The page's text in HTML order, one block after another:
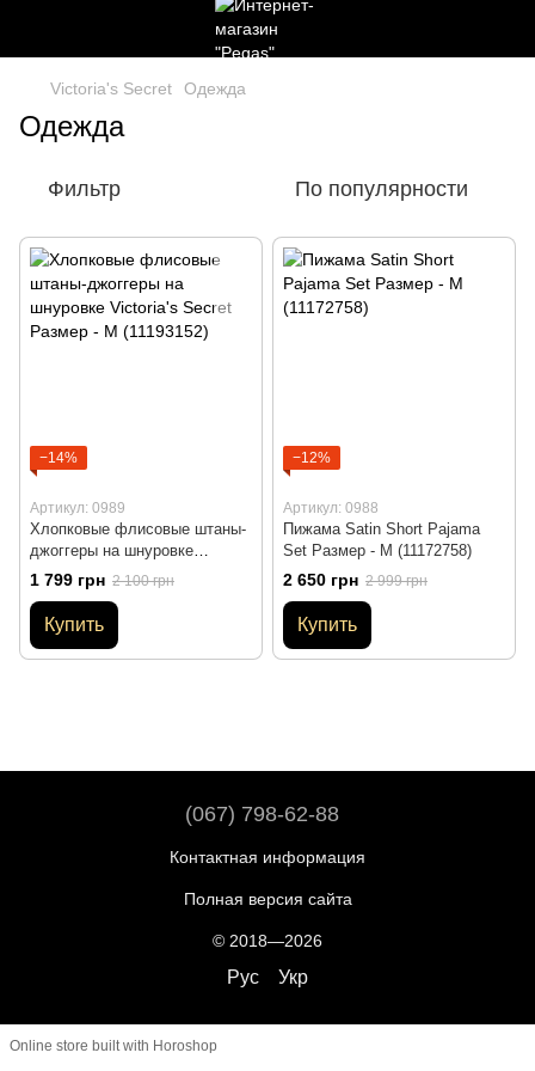
Victoria's Secret Одежда
Одежда
Фильтр По популярности
−14%
Артикул: 0989
Хлопковые флисовые штаны-
джоггеры на шнуровке
Victoria's Secret Размер - M
(11193152)
1 799 грн 2 100 грн
Купить
−12%
Артикул: 0988
Пижама Satin Short Pajama
Set Размер - M (11172758)
2 650 грн 2 999 грн
Купить
(067) 798-62-88
Контактная информация
Полная версия сайта
© 2018—2026
Рус Укр
Online store built with Horoshop